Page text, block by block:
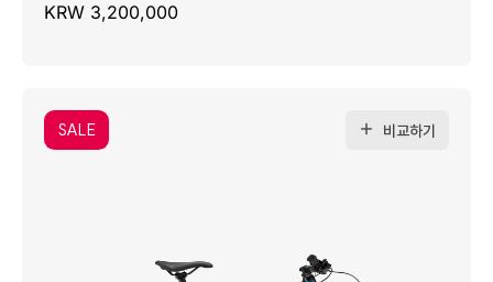
KRW 3,200,000
SALE 비교하기